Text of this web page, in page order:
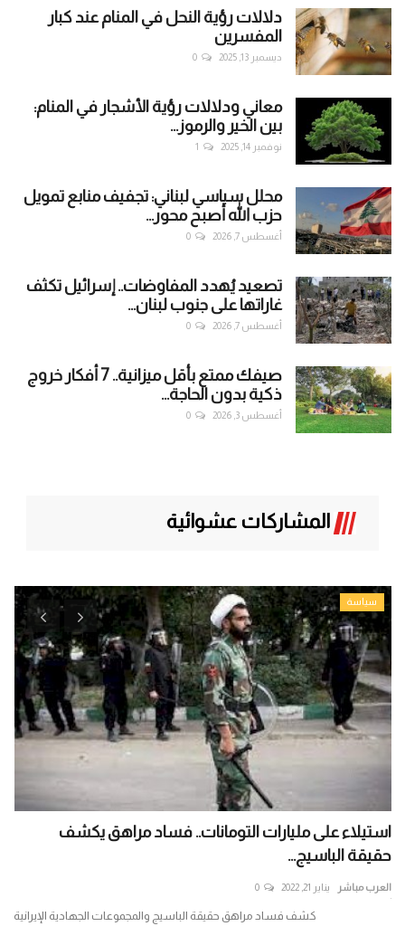
دلالات رؤية النحل في المنام عند كبار
المفسرين
ديسمبر 13, 2025 0
معاني ودلالات رؤية الأشجار في المنام:
بين الخير والرموز...
نوفمبر 14, 2025 1
محلل سياسي لبناني: تجفيف منابع تمويل
حزب الله أصبح محور...
أغسطس 7, 2026 0
تصعيد يُهدد المفاوضات.. إسرائيل تكثف
غاراتها على جنوب لبنان...
أغسطس 7, 2026 0
صيفك ممتع بأقل ميزانية.. 7 أفكار خروج
ذكية بدون الحاجة...
أغسطس 3, 2026 0
المشاركات عشوائية
سياسة
استيلاء على مليارات التومانات.. فساد مراهق يكشف
حقيقة الباسيج...
العرب مباشر يناير 21, 2022 0
كشف فساد مراهق حقيقة الباسيج والمجموعات الجهادية الإيرانية